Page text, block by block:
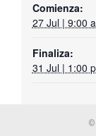
Comienza:
27 Jul | 9:00
Finaliza:
31 Jul | 1:00
©